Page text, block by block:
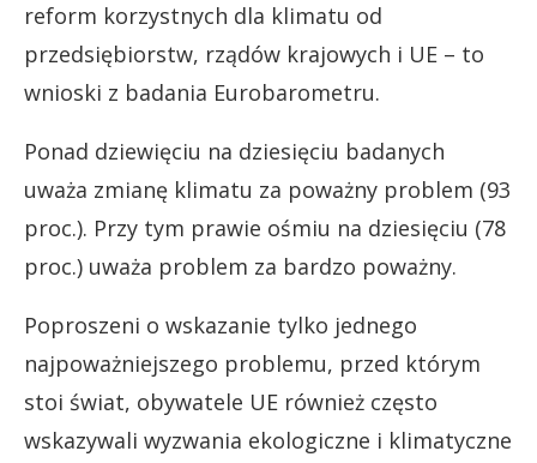
reform korzystnych dla klimatu od
przedsiębiorstw, rządów krajowych i UE – to
wnioski z badania Eurobarometru.
Ponad dziewięciu na dziesięciu badanych
uważa zmianę klimatu za poważny problem (93
proc.). Przy tym prawie ośmiu na dziesięciu (78
proc.) uważa problem za bardzo poważny.
Poproszeni o wskazanie tylko jednego
najpoważniejszego problemu, przed którym
stoi świat, obywatele UE również często
wskazywali wyzwania ekologiczne i klimatyczne